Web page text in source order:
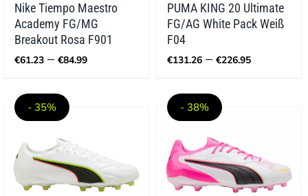
Nike Tiempo Maestro
Academy FG/MG
Breakout Rosa F901
€61.23 – €84.99Preisspanne:
PUMA KING 20 Ultimate
FG/AG White Pack Weiß
F04
€131.26 – €226.95
- 35% - 38%